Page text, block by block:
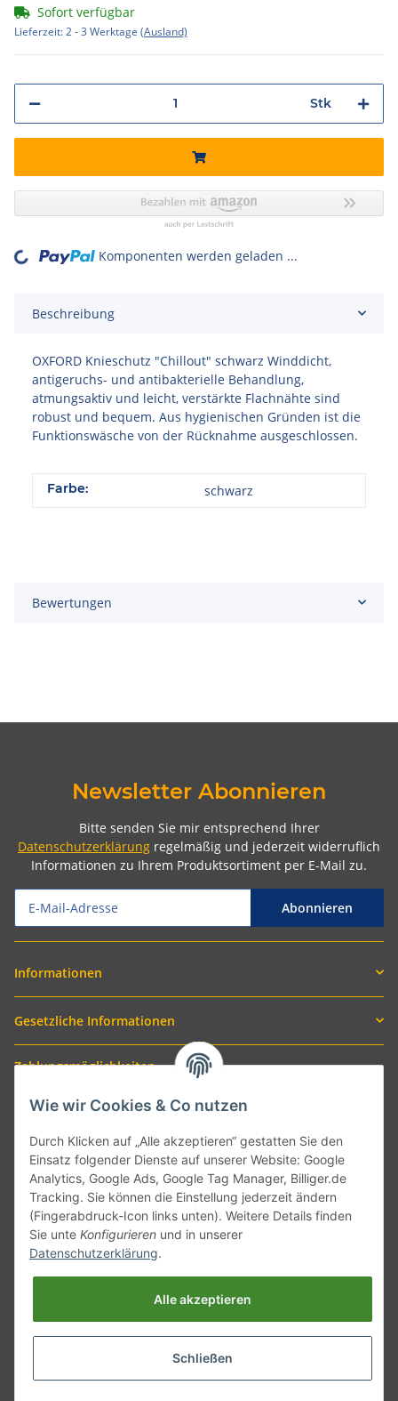
Sofort verfügbar
Lieferzeit:2 - 3 Werktage (Ausland)
Stk
Loading... Komponenten werden geladen ...
Beschreibung
OXFORD Knieschutz "Chillout" schwarz Winddicht,
antigeruchs- und antibakterielle Behandlung,
atmungsaktiv und leicht, verstärkte Flachnähte sind
robust und bequem. Aus hygienischen Gründen ist die
Funktionswäsche von der Rücknahme ausgeschlossen.
Farbe: schwarz
Bewertungen
Newsletter Abonnieren
Bitte senden Sie mir entsprechend Ihrer
Datenschutzerklärung regelmäßig und jederzeit widerruflich
Informationen zu Ihrem Produktsortiment per E-Mail zu.
Abonnieren
Informationen
Gesetzliche Informationen
Zahlungsmöglichkeiten
Versand mit
Wie wir Cookies & Co nutzen
Durch Klicken auf „Alle akzeptieren“ gestatten Sie den
Einsatz folgender Dienste auf unserer Website: Google
Analytics, Google Ads, Google Tag Manager, Billiger.de
Tracking. Sie können die Einstellung jederzeit ändern
(Fingerabdruck-Icon links unten). Weitere Details finden
Sie unte Konfigurieren und in unserer
Datenschutzerklärung.
Alle akzeptieren
Schließen